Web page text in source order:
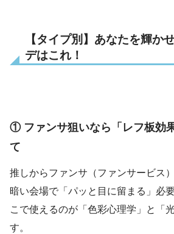
【タイプ別】あなたを輝か
デはこれ！
① ファンサ狙いなら「レフ板効
て
推しからファンサ（ファンサービス
暗い会場で「パッと目に留まる」必
こで使えるのが「色彩心理学」と「
す。